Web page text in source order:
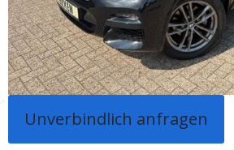
Unverbindlich anfragen